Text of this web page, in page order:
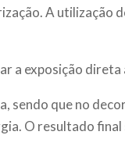
A utilização
a exposição
que no
O resultado